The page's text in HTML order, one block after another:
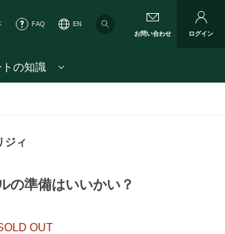
FAQ
EN
お問い合わせ
ログイン
トの知識
ジィ
の準備はいいかい？
OUT